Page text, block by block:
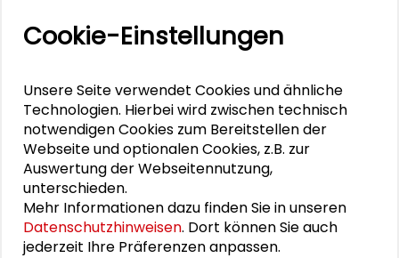
Menschen mit Behinderungen
Vortrag Julia Latscha
Vortrag Sabine Pfeffer
Vortrag Steffen Hillebrecht
Vortrag Zeljko Crncic
Vortrag Erik Sparn-Wolf, Petra Thaidigsmann,
Ulrike Hestermann
Cookie-Einstellungen
Unsere Seite verwendet Cookies und ähnliche
Technologien. Hierbei wird zwischen technisch
notwendigen Cookies zum Bereitstellen der
Webseite und optionalen Cookies, z.B. zur
Auswertung der Webseitennutzung,
unterschieden.
Mehr Informationen dazu finden Sie in unseren
Datenschutzhinweisen. Dort können Sie auch
jederzeit Ihre Präferenzen anpassen.